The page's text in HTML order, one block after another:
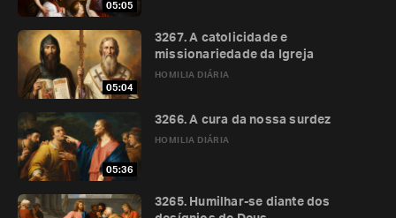
05:05
05:04
HOMILIA DIÁRIA
3267. A catolicidade e
missionariedade da Igreja
05:36
HOMILIA DIÁRIA
3266. A cura da nossa surdez
3265. Humilhar-se diante dos